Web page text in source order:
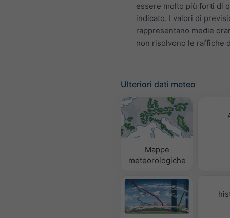
essere molto più forti di
indicato. I valori di
rappresentano medie
non risolvono le raffiche
Ulteriori dati meteo
Mappe
meteorologiche